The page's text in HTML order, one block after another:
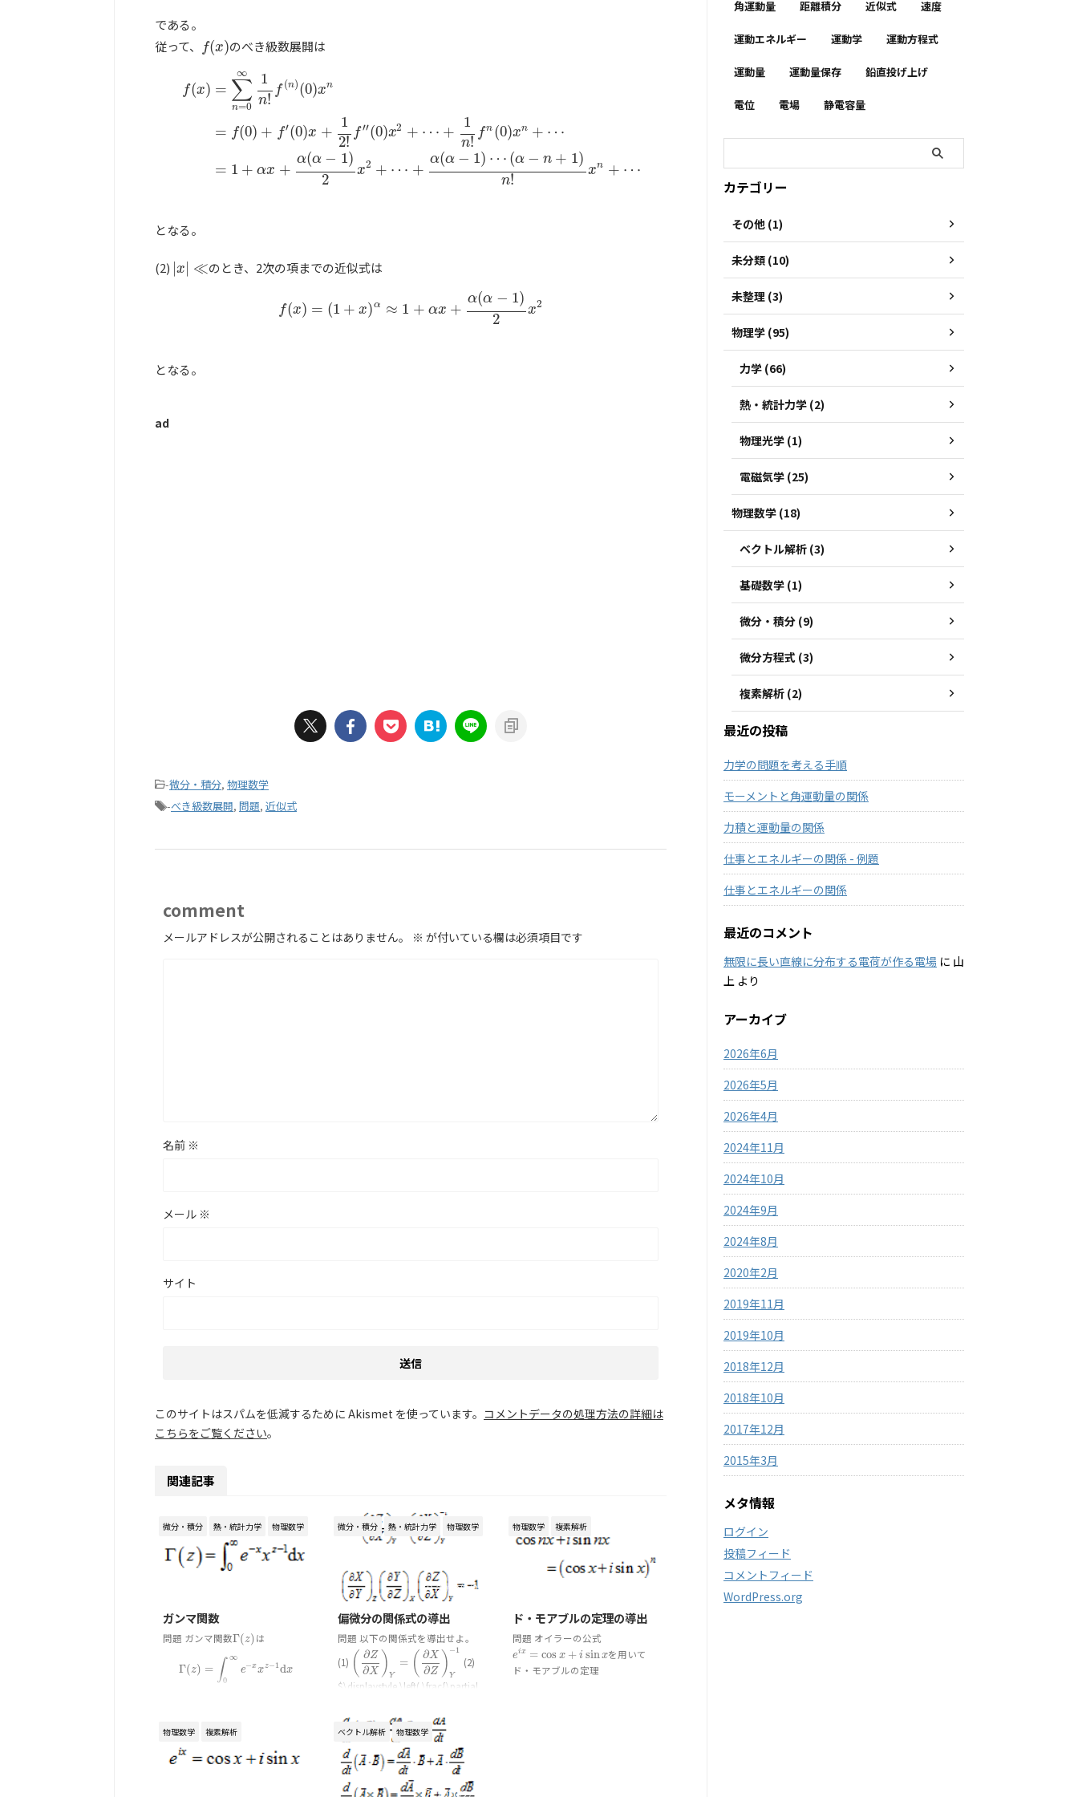
である。
従って、
f(x)
f(x) のべき級数展開は
f(x) = ∑
n=0
∞ 1
n!
f (n)(0)xn
= f(0) + f′(0)x +
1
2!
f′′(0)x2 + ⋯ +
1
n!
f n (0)xn + ⋯
= 1 + αx +
α(α − 1)
2
x2 + ⋯ +
α(α − 1) ⋯ (α − n + 1)
n!
xn + ⋯
∑n= 0∞1n f n)(0)xn= ( +f (0)x+12!f ( ⋯ 1n !fn(0)xn+⋯
となる。
(2) x ≪
x| ≪ のとき、2次の項までの近似式は
f(x) = (1 + x)α ≈ 1 + αx +
α(α − 1)
2
x2
f(x )=( 1+x) α≈ 1 +αx+α( α− 1)2x2
となる。
ad
-微分・積分, 物理数学
-べき級数展開, 問題, 近似式
comment
メールアドレスが公開されることはありません。 ※ が付いている欄は必須項目です
名前 ※
メール ※
サイト
このサイトはスパムを低減するために Akismet を使っています。 コメントデータの処理方法の詳細は
こちらをご覧ください。
関連記事
微分・積分 熱・統計力学 物理数学
ガンマ関数
問題 ガンマ関数Γ(z)
Γ(z) は
Γ(z) = ∫ ∞
0
e−xx z−1dx
Γ(z )=∫0 e−xxz−1dx
(2)Γ( )
Γ(12 の値を計算せよ。 (3)
Γ(z +1) = zΓ(z )
(z+ =zΓ (z) を示せ。 (4 ...
微分・積分 熱・統計力学 物理数学
2020/2/26
偏微分の関係式の導出
問題 以下の関係式を導出せよ。
(1) ( ∂Z
∂X ) Y
= ( ∂X
∂Z ) −1
Y
(∂Z∂ X) (∂ X ∂Z)Y −1
(2)
$\displaystyle \left( \frac{\partial
\frac{\partial Y}{\partial Z}
\right)_X \left ...
物理数学 複素解析
ド・モアブルの定理の導出
問題 オイラーの公式
eix = cos x + i sinx
eix= cosx+i sinx
を用いて
ド・モアブルの定理
物理数学 複素解析 ベクトル解析 物理数学
2020/2/11
角運動量 距離積分 近似式 速度
運動エネルギー 運動学 運動方程式
運動量 運動量保存 鉛直投げ上げ
電位 電場 静電容量
カテゴリー
その他 (1)
未分類 (10)
未整理 (3)
物理学 (95)
力学 (66)
熱・統計力学 (2)
物理光学 (1)
電磁気学 (25)
物理数学 (18)
ベクトル解析 (3)
基礎数学 (1)
微分・積分 (9)
微分方程式 (3)
複素解析 (2)
最近の投稿
力学の問題を考える手順
モーメントと角運動量の関係
力積と運動量の関係
仕事とエネルギーの関係 - 例題
仕事とエネルギーの関係
最近のコメント
無限に長い直線に分布する電荷が作る電場 に 山
上 より
アーカイブ
2026年6月
2026年5月
2026年4月
2024年11月
2024年10月
2024年9月
2024年8月
2020年2月
2019年11月
2019年10月
2018年12月
2018年10月
2017年12月
2015年3月
メタ情報
ログイン
投稿フィード
コメントフィード
WordPress.org